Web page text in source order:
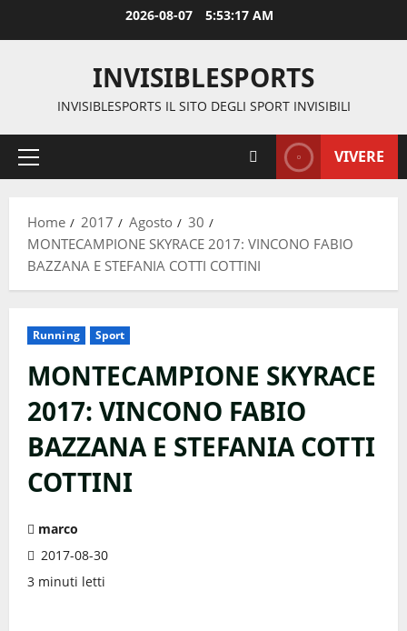
2026-08-07 5:53:18 AM
INVISIBLESPORTS
INVISIBLESPORTS IL SITO DEGLI SPORT INVISIBILI
Menu
VIVERE
Home 2017 Agosto
30
MONTECAMPIONE SKYRACE 2017: VINCONO FABIO
BAZZANA E STEFANIA COTTI COTTINI
Running Sport
MONTECAMPIONE SKYRACE
2017: VINCONO FABIO
BAZZANA E STEFANIA COTTI
COTTINI
marco
2017-08-30
3 minuti letti